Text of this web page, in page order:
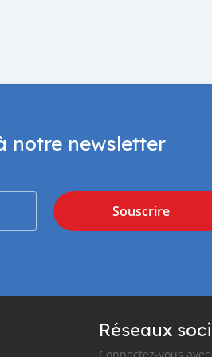
notre newsletter
Souscrire
Réseaux